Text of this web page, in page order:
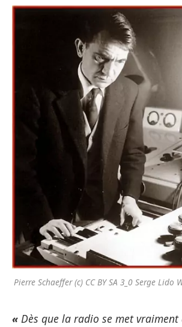
Pierre Schaeffer (c) CC BY SA 3_0 Serge Lido
« Dès que la radio se met